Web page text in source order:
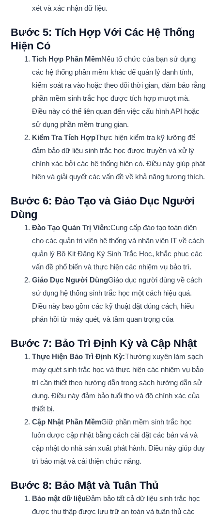
xét và xác nhận dữ liệu.
Bước 5: Tích Hợp Với Các Hệ Thống
Hiện Có
Tích Hợp Phần MềmNếu tổ chức của bạn sử dụng
các hệ thống phần mềm khác để quản lý danh tính,
kiểm soát ra vào hoặc theo dõi thời gian, đảm bảo rằng
phần mềm sinh trắc học được tích hợp mượt mà.
Điều này có thể liên quan đến việc cấu hình API hoặc
sử dụng phần mềm trung gian.
Kiểm Tra Tích HợpThực hiện kiểm tra kỹ lưỡng để
đảm bảo dữ liệu sinh trắc học được truyền và xử lý
chính xác bởi các hệ thống hiện có. Điều này giúp phát
hiện và giải quyết các vấn đề về khả năng tương thích.
Bước 6: Đào Tạo và Giáo Dục Người
Dùng
Đào Tạo Quản Trị Viên:Cung cấp đào tạo toàn diện
cho các quản trị viên hệ thống và nhân viên IT về cách
quản lý Bộ Kit Đăng Ký Sinh Trắc Học, khắc phục các
vấn đề phổ biến và thực hiện các nhiệm vụ bảo trì.
Giáo Dục Người DùngGiáo dục người dùng về cách
sử dụng hệ thống sinh trắc học một cách hiệu quả.
Điều này bao gồm các kỹ thuật đặt đúng cách, hiểu
phản hồi từ máy quét, và tầm quan trọng của
Bước 7: Bảo Trì Định Kỳ và Cập Nhật
Thực Hiện Bảo Trì Định Kỳ:Thường xuyên làm sạch
máy quét sinh trắc học và thực hiện các nhiệm vụ bảo
trì cần thiết theo hướng dẫn trong sách hướng dẫn sử
dụng. Điều này đảm bảo tuổi thọ và độ chính xác của
thiết bị.
Cập Nhật Phần MềmGiữ phần mềm sinh trắc học
luôn được cập nhật bằng cách cài đặt các bản vá và
cập nhật do nhà sản xuất phát hành. Điều này giúp duy
trì bảo mật và cải thiện chức năng.
Bước 8: Bảo Mật và Tuân Thủ
Bảo mật dữ liệuĐảm bảo tất cả dữ liệu sinh trắc học
được thu thập được lưu trữ an toàn và tuân thủ các